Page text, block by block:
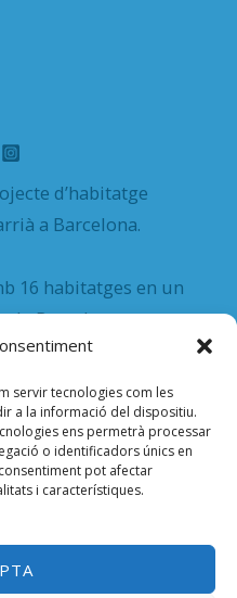
servir tecnologies com les
a la informació del dispositiu.
ens permetrà processar
o identificadors únics en
pot afectar
i característiques.
d’habitatge
a Barcelona.
16 habitatges en un
de Barcelona.
de General Vives, 4-6
4 08017 Barcelona